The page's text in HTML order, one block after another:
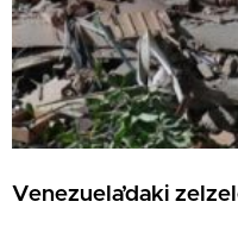
Venezuela’daki